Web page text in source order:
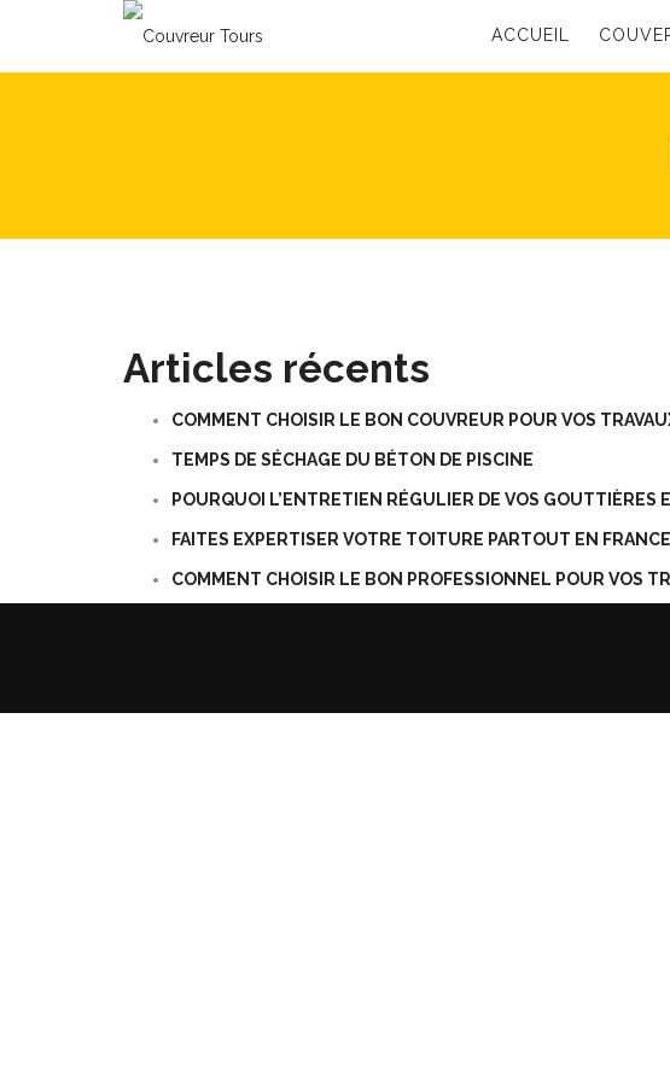
ACCUEIL
Articles récents
COMMENT CHOISIR LE BON COUVREUR POUR VOS
TEMPS DE SÉCHAGE DU BÉTON DE PISCINE
POURQUOI L’ENTRETIEN RÉGULIER DE VOS GOUTTIÈRES
FAITES EXPERTISER VOTRE TOITURE PARTOUT EN FRANCE
COMMENT CHOISIR LE BON PROFESSIONNEL POUR VOS